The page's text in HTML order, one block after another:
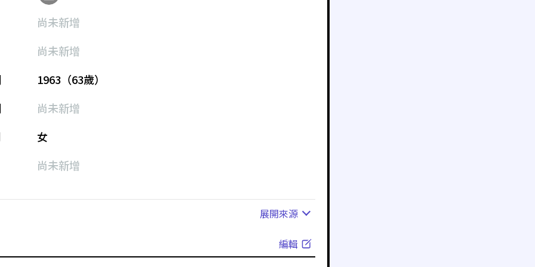
尚未新增
尚未新增
1963（63歲）
尚未新增
女
尚未新增
展開來源
編輯